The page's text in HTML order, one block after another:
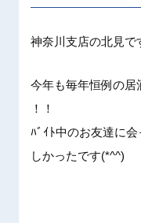
神奈川支店の北見で
今年も毎年恒例の居
！！
ﾊﾞｲﾄ中のお友達に会
しかったです(*^^)